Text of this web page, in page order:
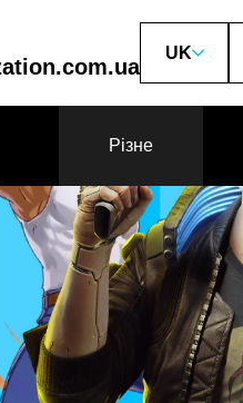
UK
Різне